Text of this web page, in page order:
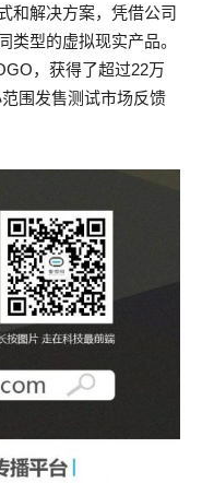
和解决方案，凭借公司
类型的虚拟现实产品。
，获得了超过22万
围发售测试市场反馈